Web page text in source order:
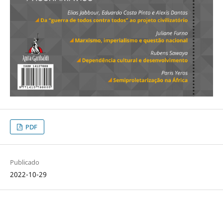
PDF
Publicado
2022-10-29